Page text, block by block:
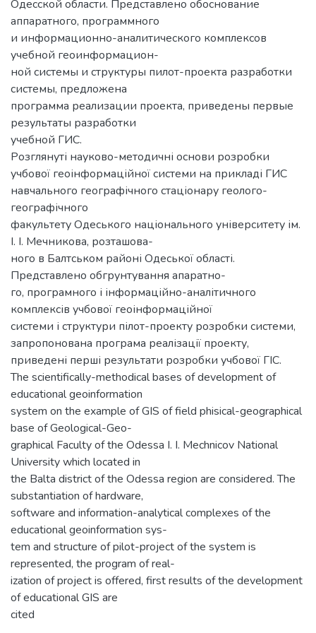
Одесской области. Представлено обоснование
аппаратного, программного
и информационно-аналитического комплексов
учебной геоинформацион-
ной системы и структуры пилот-проекта разработки
системы, предложена
программа реализации проекта, приведены первые
результаты разработки
учебной ГИС.
Розглянуті науково-методичні основи розробки
учбової геоінформаційної системи на прикладі ГИС
навчального географічного стаціонару геолого-
географічного
факультету Одеського національного університету ім.
І. І. Мечникова, розташова-
ного в Балтськом районі Одеської області.
Представлено обгрунтування апаратно-
го, програмного і інформаційно-аналітичного
комплексів учбової геоінформаційної
системи і структури пілот-проекту розробки системи,
запропонована програма реалізації проекту,
приведені перші результати розробки учбової ГІС.
The scientifically-methodical bases of development of
educational geoinformation
system on the example of GIS of field phisical-geographical
base of Geological-Geo-
graphical Faculty of the Odessa I. I. Mechnicov National
University which located in
the Balta district of the Odessa region are considered. The
substantiation of hardware,
software and information-analytical complexes of the
educational geoinformation sys-
tem and structure of pilot-project of the system is
represented, the program of real-
ization of project is offered, first results of the development
of educational GIS are
cited